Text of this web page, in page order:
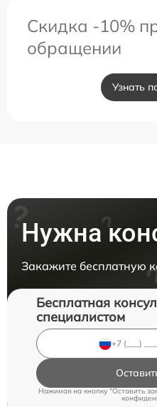
Скидка -10%
обращении
Узнать
Нужна
Закажите бесплатную
Бесплатная
специалистом
Нажимая на кнопку "Оставить